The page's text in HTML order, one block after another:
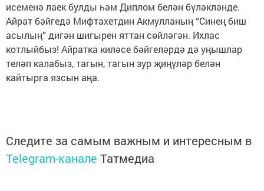
исеменә лаек булды һәм Диплом белән бүләкләнде.
Айрат бәйгедә Мифтахетдин Акмулланың “Синең биш
асылың” дигән шигырен яттан сөйләгән. Ихлас
котлыйбыз! Айратка киләсе бәйгеләрдә дә уңышлар
теләп калабыз, тагын, тагын зур җиңүләр белән
кайтырга язсын аңа.
Следите за самым важным и интересным в
Telegram-канале Татмедиа